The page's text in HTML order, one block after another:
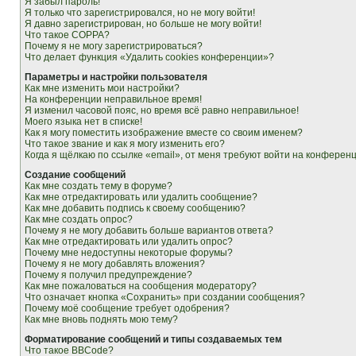
Я только что зарегистрировался, но не могу войти!
Я давно зарегистрирован, но больше не могу войти!
Что такое COPPA?
Почему я не могу зарегистрироваться?
Что делает функция «Удалить cookies конференции»?
Параметры и настройки пользователя
Как мне изменить мои настройки?
На конференции неправильное время!
Я изменил часовой пояс, но время всё равно неправильное!
Моего языка нет в списке!
Как я могу поместить изображение вместе со своим именем?
Что такое звание и как я могу изменить его?
Когда я щёлкаю по ссылке «email», от меня требуют войти на
Создание сообщений
Как мне создать тему в форуме?
Как мне отредактировать или удалить сообщение?
Как мне добавить подпись к своему сообщению?
Как мне создать опрос?
Почему я не могу добавить больше вариантов ответа?
Как мне отредактировать или удалить опрос?
Почему мне недоступны некоторые форумы?
Почему я не могу добавлять вложения?
Почему я получил предупреждение?
Как мне пожаловаться на сообщения модератору?
Что означает кнопка «Сохранить» при создании сообщения?
Почему моё сообщение требует одобрения?
Как мне вновь поднять мою тему?
Форматирование сообщений и типы создаваемых тем
Что такое BBCode?